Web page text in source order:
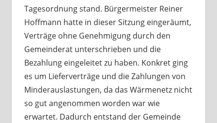
Tagesordnung stand. Bürgermeister Reiner
Hoffmann hatte in dieser Sitzung eingeräumt,
Verträge ohne Genehmigung durch den
Gemeinderat unterschrieben und die
Bezahlung eingeleitet zu haben. Konkret ging
es um Lieferverträge und die Zahlungen von
Minderauslastungen, da das Wärmenetz nicht
so gut angenommen worden war wie
erwartet. Dadurch entstand der Gemeinde